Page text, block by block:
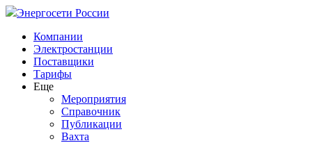
Энергосети России
Компании
Электростанции
Поставщики
Тарифы
Еще
Мероприятия
Справочник
Публикации
Вахта